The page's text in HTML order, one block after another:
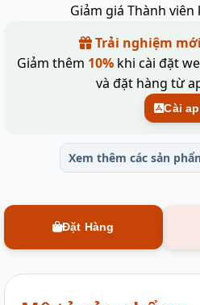
Giảm giá Thành viên
Trải nghiệm
Giảm thêm 10% khi cài đặt
và đặt hàng từ
Cài
Xem thêm các sản
Đặt Hàng